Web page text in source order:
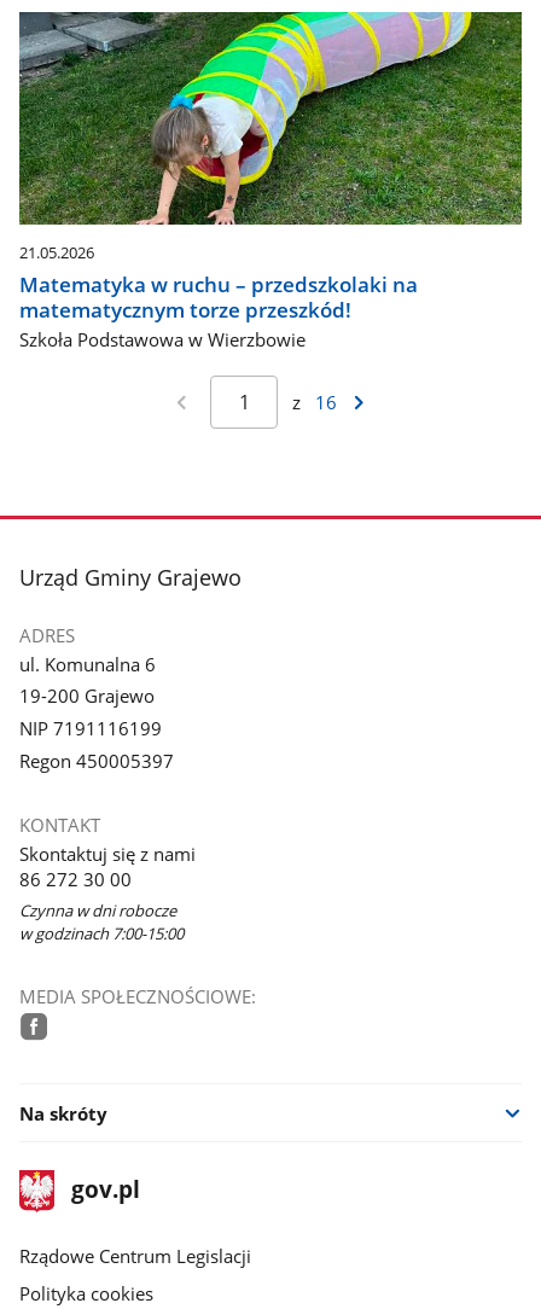
21.05.2026
Matematyka w ruchu – przedszkolaki na
matematycznym torze przeszkód!
Szkoła Podstawowa w Wierzbowie
z 16
stopka
Urząd Gminy Grajewo
ADRES
ul. Komunalna 6
19-200 Grajewo
NIP 7191116199
Regon 450005397
KONTAKT
Skontaktuj się z nami
86 272 30 00
Czynna w dni robocze
w godzinach 7:00-15:00
MEDIA SPOŁECZNOŚCIOWE:
Na skróty
stopka
gov.plStrona
gov.pl
Rządowe Centrum Legislacji
Polityka cookies